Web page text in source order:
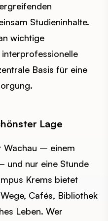
Studieninhalte.
wichtige
Basis für eine
Lage
Wachau – einem
und nur eine Stunde
Krems bietet
Cafés, Bibliothek
Leben. Wer